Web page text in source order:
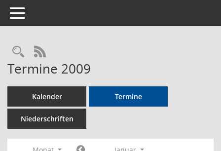
Toggle navigation
Rechercheauswahl
RSS-Feed
Termine 2009
Kalender Termine
Niederschriften